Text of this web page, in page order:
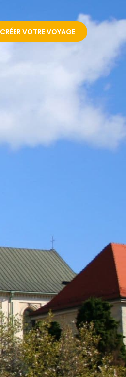
CRÉER VOTRE VOYAGE